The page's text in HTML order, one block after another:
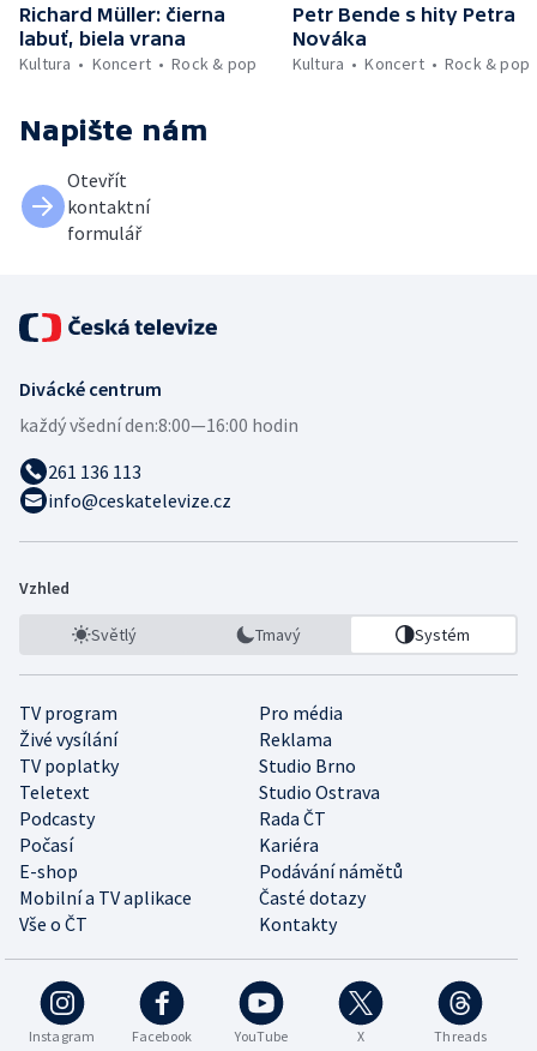
Richard Müller: čierna
labuť, biela vrana
Kultura
Koncert Rock & pop
Petr Bende s hity Petra
Nováka
Kultura
Koncert Rock & pop
Napište nám
Otevřít
kontaktní
formulář
Divácké centrum
každý všední den:8:00—16:00 hodin
261 136 113
info@ceskatelevize.cz
Vzhled
Světlý Tmavý Systém
TV program
Pro média
Živé vysílání
Reklama
TV poplatky
Studio Brno
Teletext
Studio Ostrava
Podcasty
Rada ČT
Počasí
Kariéra
E-shop
Podávání námětů
Mobilní a TV aplikace
Časté dotazy
Vše o ČT
Kontakty
Instagram Facebook YouTube X Threads